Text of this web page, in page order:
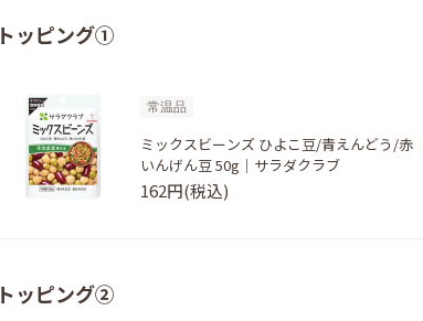
トッピング①
常温品
ミックスビーンズ ひよこ豆/青えんどう/赤
いんげん豆 50g｜サラダクラブ
162円(税込)
トッピング②